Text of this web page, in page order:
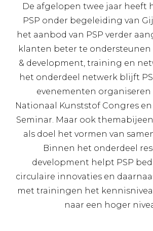
De afgelopen twee jaar heeft
PSP onder begeleiding van
het aanbod van PSP verder
klanten beter te ondersteunen
& development, training en
het onderdeel netwerk blijft
evenementen organiseren
Nationaal Kunststof Congres
Seminar. Maar ook
als doel het vormen van
Binnen het onderdeel
development helpt PSP
circulaire innovaties en
met trainingen het
naar een hoger